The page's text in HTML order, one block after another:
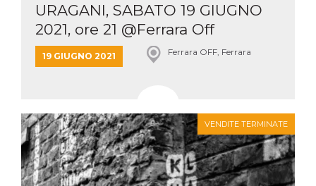
URAGANI, SABATO 19 GIUGNO
2021, ore 21 @Ferrara Off
19 GIUGNO 2021 Ferrara OFF, Ferrara
VENDITE TERMINATE